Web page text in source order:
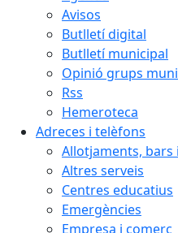
Avisos
Butlletí digital
Butlletí municipal
Opinió grups
Rss
Hemeroteca
Adreces i telèfons
Allotjaments,
Altres serveis
Centres educatius
Emergències
Empresa i comerç